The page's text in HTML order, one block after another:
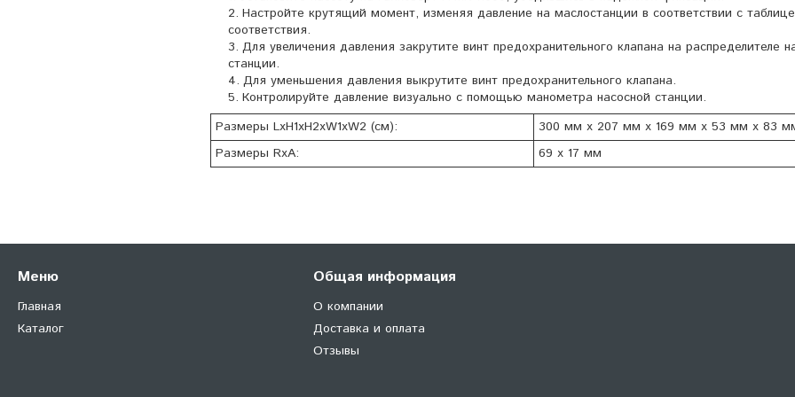
Настройте крутящий момент, изменяя давление на маслостанции в соответствии с
соответствия.
Для увеличения давления закрутите винт предохранительного клапана на распределителе
станции.
Для уменьшения давления выкрутите винт предохранительного клапана.
Контролируйте давление визуально с помощью манометра насосной станции.
Размеры LxH1xH2xW1xW2 (см):
300 мм х 207 мм х 169 мм х 53 мм х 83
Размеры RxA:
69 х 17 мм
Меню
Главная
Каталог
Общая информация
О компании
Доставка и оплата
Отзывы